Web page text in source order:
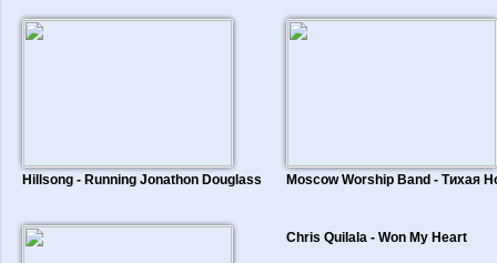
Hillsong - Running Jonathon Douglass Moscow Worship Band - Тихая
Chris Quilala - Won My Heart